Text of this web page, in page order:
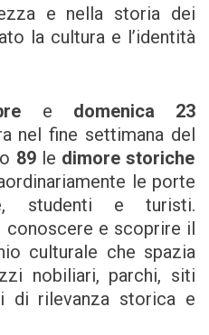
e nella storia dei
la cultura e l’identità
e domenica 23
nel fine settimana del
89le dimore storiche
le porte
studenti e turisti.
conoscere e scoprire il
culturale che spazia
nobiliari, parchi, siti
di rilevanza storica e